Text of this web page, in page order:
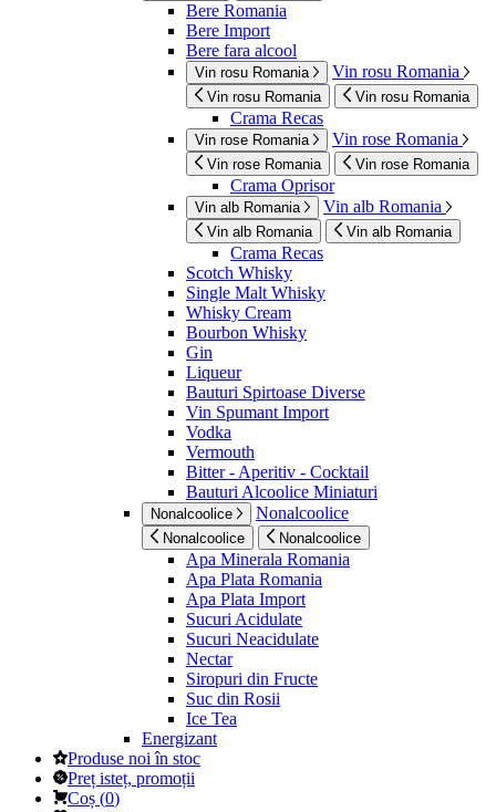
Bere Romania
Bere Import
Bere fara alcool
Vin rosu Romania Vin rosu Romania
Vin rosu Romania Vin rosu Romania
Crama Recas
Vin rose Romania Vin rose Romania
Vin rose Romania Vin rose Romania
Crama Oprisor
Vin alb Romania Vin alb Romania
Vin alb Romania Vin alb Romania
Crama Recas
Scotch Whisky
Single Malt Whisky
Whisky Cream
Bourbon Whisky
Gin
Liqueur
Bauturi Spirtoase Diverse
Vin Spumant Import
Vodka
Vermouth
Bitter - Aperitiv - Cocktail
Bauturi Alcoolice Miniaturi
Nonalcoolice Nonalcoolice
Nonalcoolice Nonalcoolice
Apa Minerala Romania
Apa Plata Romania
Apa Plata Import
Sucuri Acidulate
Sucuri Neacidulate
Nectar
Siropuri din Fructe
Suc din Rosii
Ice Tea
Energizant
Produse noi în stoc
Preț isteț, promoții
Coș (0)